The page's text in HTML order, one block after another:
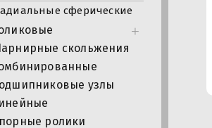
сферические
скольжения
узлы
ролики